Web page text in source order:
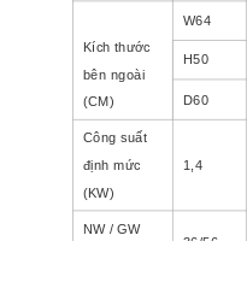
Kích thước
bên ngoài
(CM)
W64
H50
D60
Công suất
định mức
(KW)
1,4
NW / GW
36/56